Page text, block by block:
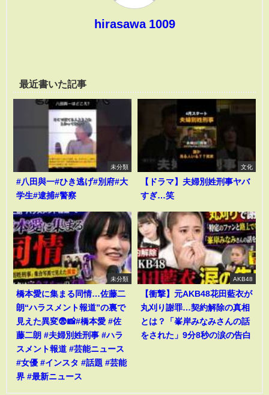
hirasawa 1009
最近書いた記事
未分類
#八田與一#ひき逃げ#別府#大
学生#逮捕#警察
文化
【ドラマ】夫婦別姓刑事ヤバ
すぎ…笑
未分類
橋本愛に集まる同情…佐藤二
朗“ハラスメント報道”の裏で
見えた異変😨📸#橋本愛 #佐
藤二朗 #夫婦別姓刑事 #ハラ
スメント報道 #芸能ニュース
#女優 #インスタ #話題 #芸能
界 #最新ニュース
AKB48
【衝撃】元AKB48花田藍衣が
丸刈り謝罪…契約解除の真相
とは？「峯岸みなみさんの話
をされた」9分8秒の涙の告白